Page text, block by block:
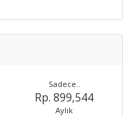
Sadece..
Rp. 899,544
Aylık